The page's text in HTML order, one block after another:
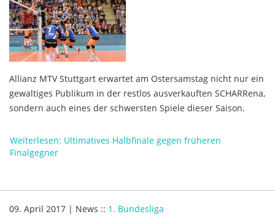
Allianz MTV Stuttgart erwartet am Ostersamstag nicht nur ein
gewaltiges Publikum in der restlos ausverkauften SCHARRena,
sondern auch eines der schwersten Spiele dieser Saison.
Weiterlesen: Ultimatives Halbfinale gegen früheren
Finalgegner
09. April 2017 | News :: 1. Bundesliga